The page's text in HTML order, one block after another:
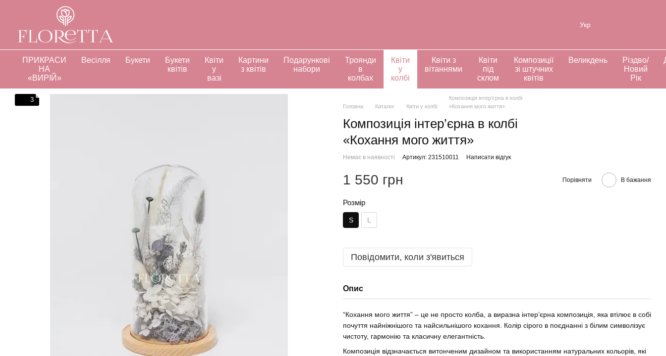
Перейти до основного контенту
Укр
ПРИКРАСИ
НА
«ВИРІЙ»
Весілля Букети
Букети
квітів
Квіти
у
вазі
Картини
з квітів
Подарункові
набори
Троянди
в
колбах
Квіти
у
колбі
Квіти з
вітаннями
Квіти
під
склом
Композиції
зі штучних
квітів
Великдень
Різдво/
Новий
Рік
3
Головна Каталог Квіти у колбі
Композиція інтер’єрна в колбі
«Кохання мого життя»
Композиція інтер’єрна в колбі
«Кохання мого життя»
Немає в наявності Артикул: 231510011 Написати відгук
1 550 грн Порівняти В бажання
Розмір
S L
Повідомити, коли з'явиться
Опис
“Кохання мого життя” – це не просто колба, а виразна інтер’єрна композиція, яка втілює в собі
почуття найніжнішого та найсильнішого кохання. Колір сірого в поєднанні з білим символізує
чистоту, гармонію та класичну елегантність.
Композиція відзначається витонченим дизайном та використанням натуральних кольорів, які